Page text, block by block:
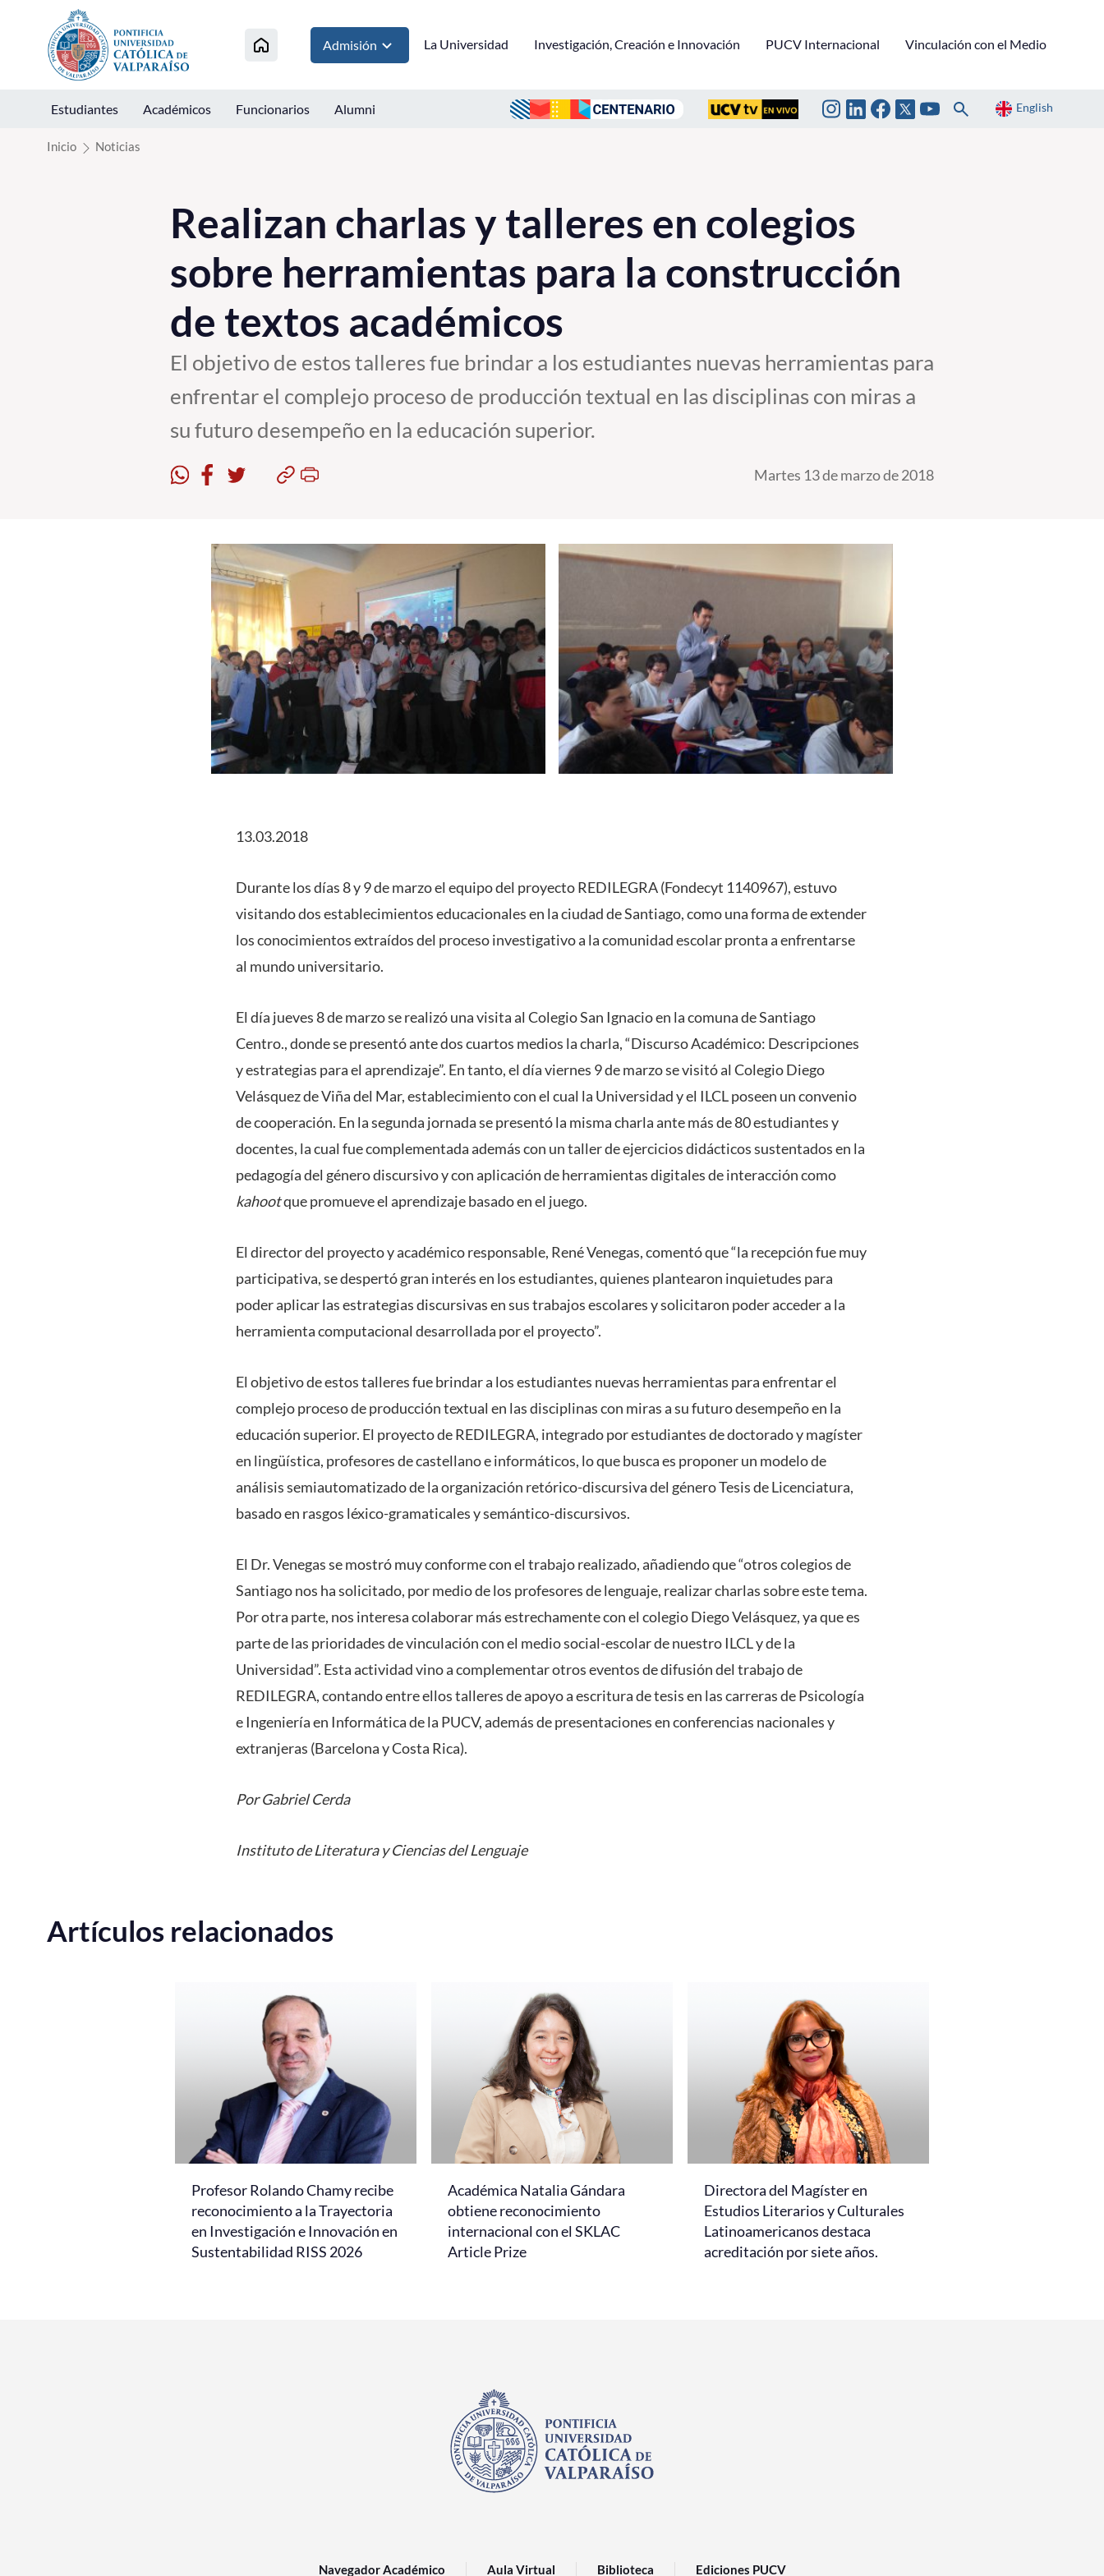
Click acá para ir directamente al contenido
Admisión La Universidad Investigación, Creación e Innovación PUCV Internacional Vinculación con el Medio
Estudiantes Académicos Funcionarios Alumni English
Inicio Noticias
Realizan charlas y talleres en colegios
sobre herramientas para la construcción
de textos académicos
El objetivo de estos talleres fue brindar a los estudiantes nuevas herramientas para
enfrentar el complejo proceso de producción textual en las disciplinas con miras a
su futuro desempeño en la educación superior.
Martes 13 de marzo de 2018
13.03.2018
Durante los días 8 y 9 de marzo el equipo del proyecto REDILEGRA (Fondecyt 1140967), estuvo
visitando dos establecimientos educacionales en la ciudad de Santiago, como una forma de extender
los conocimientos extraídos del proceso investigativo a la comunidad escolar pronta a enfrentarse
al mundo universitario.
El día jueves 8 de marzo se realizó una visita al Colegio San Ignacio en la comuna de Santiago
Centro., donde se presentó ante dos cuartos medios la charla, “Discurso Académico: Descripciones
y estrategias para el aprendizaje”. En tanto, el día viernes 9 de marzo se visitó al Colegio Diego
Velásquez de Viña del Mar, establecimiento con el cual la Universidad y el ILCL poseen un convenio
de cooperación. En la segunda jornada se presentó la misma charla ante más de 80 estudiantes y
docentes, la cual fue complementada además con un taller de ejercicios didácticos sustentados en la
pedagogía del género discursivo y con aplicación de herramientas digitales de interacción como
kahootque promueve el aprendizaje basado en el juego.
El director del proyecto y académico responsable, René Venegas, comentó que “la recepción fue muy
participativa, se despertó gran interés en los estudiantes, quienes plantearon inquietudes para
poder aplicar las estrategias discursivas en sus trabajos escolares y solicitaron poder acceder a la
herramienta computacional desarrollada por el proyecto”.
El objetivo de estos talleres fue brindar a los estudiantes nuevas herramientas para enfrentar el
complejo proceso de producción textual en las disciplinas con miras a su futuro desempeño en la
educación superior. El proyecto de REDILEGRA, integrado por estudiantes de doctorado y magíster
en lingüística, profesores de castellano e informáticos, lo que busca es proponer un modelo de
análisis semiautomatizado de la organización retórico-discursiva del género Tesis de Licenciatura,
basado en rasgos léxico-gramaticales y semántico-discursivos.
El Dr. Venegas se mostró muy conforme con el trabajo realizado, añadiendo que “otros colegios de
Santiago nos ha solicitado, por medio de los profesores de lenguaje, realizar charlas sobre este tema.
Por otra parte, nos interesa colaborar más estrechamente con el colegio Diego Velásquez, ya que es
parte de las prioridades de vinculación con el medio social-escolar de nuestro ILCL y de la
Universidad”. Esta actividad vino a complementar otros eventos de difusión del trabajo de
REDILEGRA, contando entre ellos talleres de apoyo a escritura de tesis en las carreras de Psicología
e Ingeniería en Informática de la PUCV, además de presentaciones en conferencias nacionales y
extranjeras (Barcelona y Costa Rica).
Por Gabriel Cerda
Instituto de Literatura y Ciencias del Lenguaje
Artículos relacionados
Profesor Rolando Chamy recibe
reconocimiento a la Trayectoria
en Investigación e Innovación en
Sustentabilidad RISS 2026
Académica Natalia Gándara
obtiene reconocimiento
internacional con el SKLAC
Article Prize
Directora del Magíster en
Estudios Literarios y Culturales
Latinoamericanos destaca
acreditación por siete años.
Navegador Académico Aula Virtual Biblioteca Ediciones PUCV